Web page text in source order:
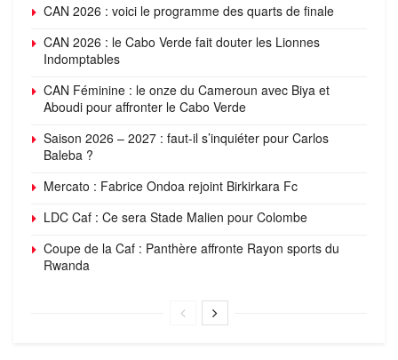
CAN 2026 : voici le programme des quarts de finale
CAN 2026 : le Cabo Verde fait douter les Lionnes
Indomptables
CAN Féminine : le onze du Cameroun avec Biya et
Aboudi pour affronter le Cabo Verde
Saison 2026 – 2027 : faut-il s’inquiéter pour Carlos
Baleba ?
Mercato : Fabrice Ondoa rejoint Birkirkara Fc
LDC Caf : Ce sera Stade Malien pour Colombe
Coupe de la Caf : Panthère affronte Rayon sports du
Rwanda